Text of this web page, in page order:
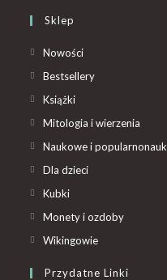
Sklep
Nowości
Bestsellery
Książki
Mitologia i wierzenia
Naukowe i
Dla dzieci
Kubki
Monety i ozdoby
Wikingowie
Przydatne Linki